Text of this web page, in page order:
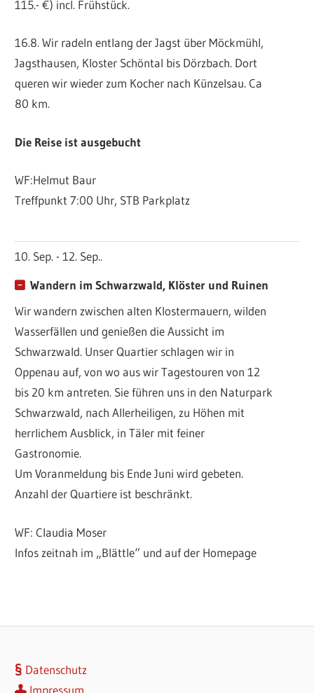
115.- €) incl. Frühstück.
16.8. Wir radeln entlang der Jagst über Möckmühl,
Jagsthausen, Kloster Schöntal bis Dörzbach. Dort
queren wir wieder zum Kocher nach Künzelsau. Ca
80 km.
Die Reise ist ausgebucht
WF:Helmut Baur
Treffpunkt 7:00 Uhr, STB Parkplatz
10. Sep. - 12. Sep..
Wandern im Schwarzwald, Klöster und Ruinen
Wir wandern zwischen alten Klostermauern, wilden
Wasserfällen und genießen die Aussicht im
Schwarzwald. Unser Quartier schlagen wir in
Oppenau auf, von wo aus wir Tagestouren von 12
bis 20 km antreten. Sie führen uns in den Naturpark
Schwarzwald, nach Allerheiligen, zu Höhen mit
herrlichem Ausblick, in Täler mit feiner
Gastronomie.
Um Voranmeldung bis Ende Juni wird gebeten.
Anzahl der Quartiere ist beschränkt.
WF: Claudia Moser
Infos zeitnah im „Blättle“ und auf der Homepage
Datenschutz
Impressum